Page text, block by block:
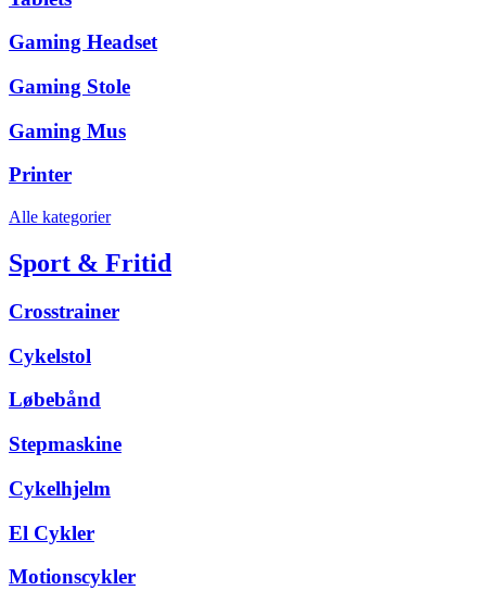
Gaming Headset
Gaming Stole
Gaming Mus
Printer
Alle kategorier
Sport & Fritid
Crosstrainer
Cykelstol
Løbebånd
Stepmaskine
Cykelhjelm
El Cykler
Motionscykler